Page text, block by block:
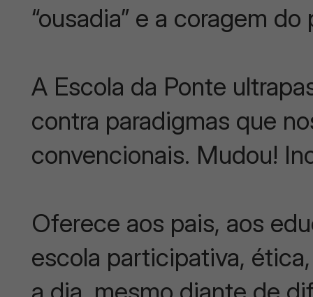
“ousadia” e a coragem
A Escola da Ponte
contra paradigmas que
convencionais. Mudou!
Oferece aos pais, aos
escola participativa,